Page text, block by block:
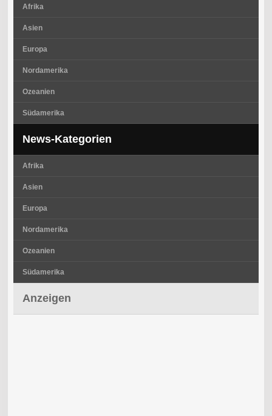
Afrika
Asien
Europa
Nordamerika
Ozeanien
Südamerika
News-Kategorien
Afrika
Asien
Europa
Nordamerika
Ozeanien
Südamerika
Anzeigen